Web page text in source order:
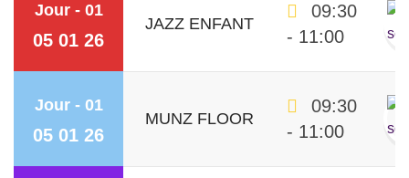
Jour - 01
05 01 26
JAZZ ENFANT
09:30
- 11:00
Jour - 01
05 01 26
MUNZ FLOOR
09:30
- 11:00